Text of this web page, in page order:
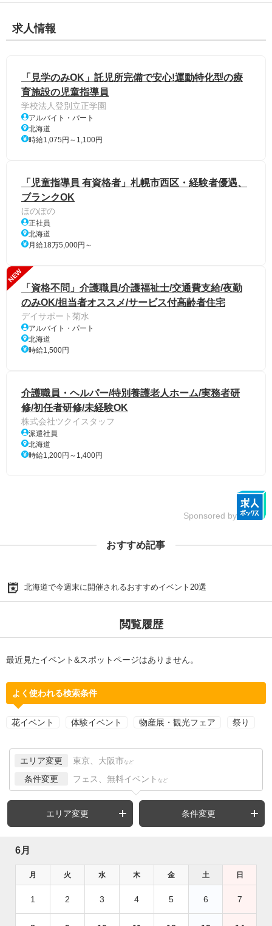
求人情報
「見学のみOK」託児所完備で安心!運動特化型の療
育施設の児童指導員
学校法人登別立正学園
アルバイト・パート
北海道
時給1,075円～1,100円
「児童指導員 有資格者」札幌市西区・経験者優遇、
ブランクOK
ほのぽの
正社員
北海道
月給18万5,000円～
NEW
「資格不問」介護職員/介護福祉士/交通費支給/夜勤
のみOK/担当者オススメ/サービス付高齢者住宅
デイサポート菊水
アルバイト・パート
北海道
時給1,500円
介護職員・ヘルパー/特別養護老人ホーム/実務者研
修/初任者研修/未経験OK
株式会社ツクイスタッフ
派遣社員
北海道
時給1,200円～1,400円
Sponsored by
おすすめ記事
北海道で今週末に開催されるおすすめイベント20選
閲覧履歴
最近見たイベント&スポットページはありません。
よく使われる検索条件
花イベント 体験イベント 物産展・観光フェア 祭り
エリア変更 東京、大阪市 など
条件変更 フェス、無料イベント など
エリア変更 条件変更
6月
月 火 水 木 金 土 日
1 2 3 4 5 6 7